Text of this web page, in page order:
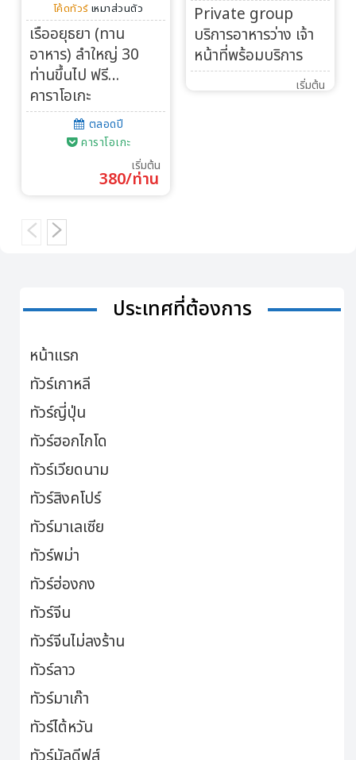
โค้ดทัวร์ เหมาส่วนตัว
เรืออยุธยา (ทาน
อาหาร) ลำใหญ่ 30
ท่านขึ้นไป ฟรี…
คาราโอเกะ
ตลอดปี
คาราโอเกะ
เริ่มต้น
380/ท่าน
Private group
บริการอาหารว่าง เจ้า
หน้าที่พร้อมบริการ
เริ่มต้น
ประเทศที่ต้องการ
หน้าแรก
ทัวร์เกาหลี
ทัวร์ญี่ปุ่น
ทัวร์ฮอกไกโด
ทัวร์เวียดนาม
ทัวร์สิงคโปร์
ทัวร์มาเลเซีย
ทัวร์พม่า
ทัวร์ฮ่องกง
ทัวร์จีน
ทัวร์จีนไม่ลงร้าน
ทัวร์ลาว
ทัวร์มาเก๊า
ทัวร์ไต้หวัน